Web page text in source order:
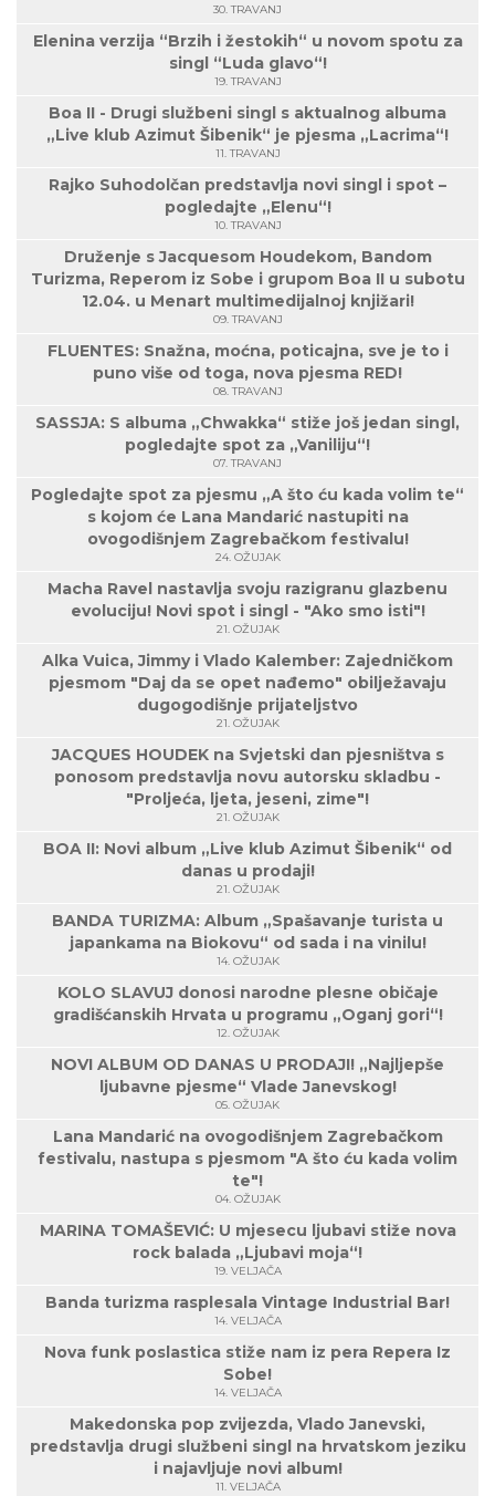
30. TRAVANJ
Elenina verzija “Brzih i žestokih“ u novom spotu za
singl “Luda glavo“!
19. TRAVANJ
Boa II - Drugi službeni singl s aktualnog albuma
„Live klub Azimut Šibenik“ je pjesma „Lacrima“!
11. TRAVANJ
Rajko Suhodolčan predstavlja novi singl i spot –
pogledajte „Elenu“!
10. TRAVANJ
Druženje s Jacquesom Houdekom, Bandom
Turizma, Reperom iz Sobe i grupom Boa II u subotu
12.04. u Menart multimedijalnoj knjižari!
09. TRAVANJ
FLUENTES: Snažna, moćna, poticajna, sve je to i
puno više od toga, nova pjesma RED!
08. TRAVANJ
SASSJA: S albuma „Chwakka“ stiže još jedan singl,
pogledajte spot za „Vaniliju“!
07. TRAVANJ
Pogledajte spot za pjesmu „A što ću kada volim te“
s kojom će Lana Mandarić nastupiti na
ovogodišnjem Zagrebačkom festivalu!
24. OŽUJAK
Macha Ravel nastavlja svoju razigranu glazbenu
evoluciju! Novi spot i singl - "Ako smo isti"!
21. OŽUJAK
Alka Vuica, Jimmy i Vlado Kalember: Zajedničkom
pjesmom "Daj da se opet nađemo" obilježavaju
dugogodišnje prijateljstvo
21. OŽUJAK
JACQUES HOUDEK na Svjetski dan pjesništva s
ponosom predstavlja novu autorsku skladbu -
"Proljeća, ljeta, jeseni, zime"!
21. OŽUJAK
BOA II: Novi album „Live klub Azimut Šibenik“ od
danas u prodaji!
21. OŽUJAK
BANDA TURIZMA: Album „Spašavanje turista u
japankama na Biokovu“ od sada i na vinilu!
14. OŽUJAK
KOLO SLAVUJ donosi narodne plesne običaje
gradišćanskih Hrvata u programu „Oganj gori“!
12. OŽUJAK
NOVI ALBUM OD DANAS U PRODAJI! „Najljepše
ljubavne pjesme“ Vlade Janevskog!
05. OŽUJAK
Lana Mandarić na ovogodišnjem Zagrebačkom
festivalu, nastupa s pjesmom "A što ću kada volim
te"!
04. OŽUJAK
MARINA TOMAŠEVIĆ: U mjesecu ljubavi stiže nova
rock balada „Ljubavi moja“!
19. VELJAČA
Banda turizma rasplesala Vintage Industrial Bar!
14. VELJAČA
Nova funk poslastica stiže nam iz pera Repera Iz
Sobe!
14. VELJAČA
Makedonska pop zvijezda, Vlado Janevski,
predstavlja drugi službeni singl na hrvatskom jeziku
i najavljuje novi album!
11. VELJAČA